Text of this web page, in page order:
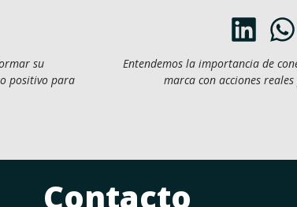
su
positivo para
Entendemos la importancia de
marca con acciones
Contacto